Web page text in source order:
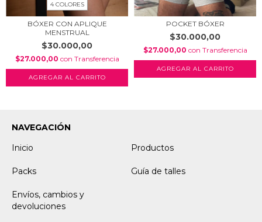
4 COLORES
BÓXER CON APLIQUE
MENSTRUAL
$30.000,00
$27.000,00 con Transferencia
AGREGAR AL CARRITO
POCKET BÓXER
$30.000,00
$27.000,00 con Transferencia
AGREGAR AL CARRITO
NAVEGACIÓN
Inicio
Productos
Packs Guía de talles
Envíos, cambios y
devoluciones